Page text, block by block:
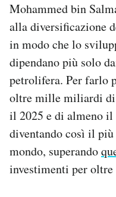
Mohammed bin
alla diversificazione
in modo che lo
dipendano più solo
petrolifera. Per farlo
oltre mille miliardi
il 2025 e di almeno
diventando così il più
mondo, superando
investimenti per